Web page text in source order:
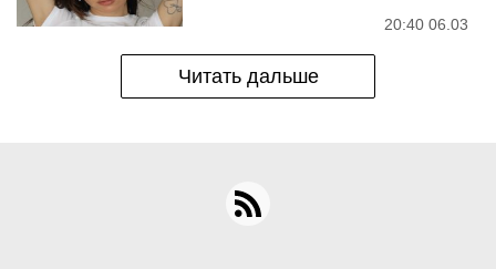
20:40 06.03
Читать дальше